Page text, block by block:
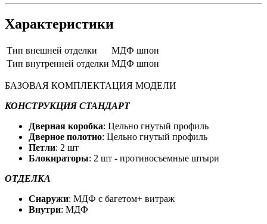
Характеристики
Тип внешней отделки
МДФ шпон
Тип внутренней отделки МДФ шпон
БАЗОВАЯ КОМПЛЕКТАЦИЯ МОДЕЛИ
КОНСТРУКЦИЯ СТАНДАРТ
Дверная коробка: Цельно гнутый профиль
Дверное полотно: Цельно гнутый профиль
Петли: 2 шт
Блокираторы: 2 шт - противосъемные штыри
ОТДЕЛКА
Снаружи: МДФ с багетом+ витраж
Внутри: МДФ